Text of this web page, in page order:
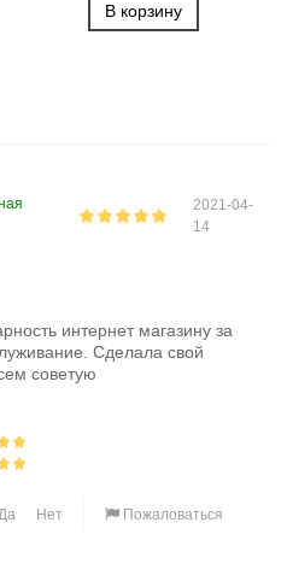
В корзину
2021-04-
14
интернет магазину за
Сделала свой
советую
Нет Пожаловаться